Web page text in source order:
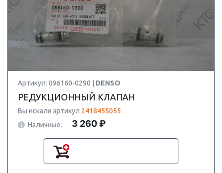
Артикул: 096160-0290 | DENSO
РЕДУКЦИОННЫЙ КЛАПАН
Вы искали артикул 2418455055
Наличные:
3 260 ₽